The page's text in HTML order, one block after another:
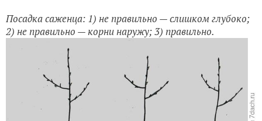
Посадка саженца: 1) не правильно — слишком глубоко;
2) не правильно — корни наружу; 3) правильно.